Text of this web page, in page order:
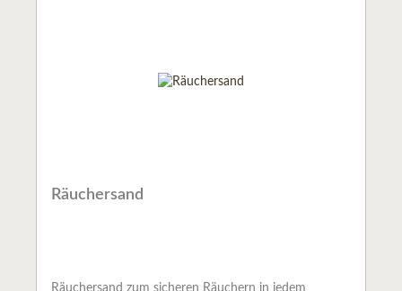
Räuchersand
Räuchersand zum sicheren Räuchern in jedem